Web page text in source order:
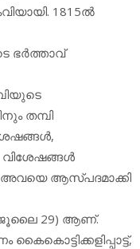
1815ല്‍
ഭര്‍ത്താവ്
തമ്പി
വിശേഷങ്ങള്‍
അവയെ ആസ്പദമാക്കി
ജൂലൈ 29) ആണ്.